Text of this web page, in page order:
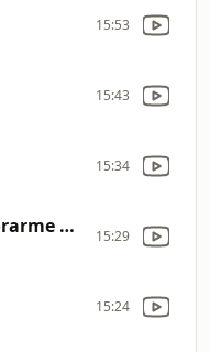
15:53
15:43
15:34
tengo miedo enamorarme de ti 15:29
15:24